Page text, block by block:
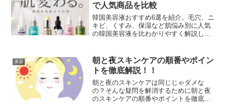
で人気商品を比較
韓国美容液おすすめ6選を紹介。毛穴、ニ
キビ、くすみ、保湿など肌悩み別に人気
の韓国美容液を比わかりやすく解説しま
美容
朝と夜スキンケアの順番やポイン
トを徹底解説！！
朝と夜のスキンケアは同じじゃダメな
の？そんな疑問を解消するために朝と夜
のスキンケアの順番やポイントを徹底解